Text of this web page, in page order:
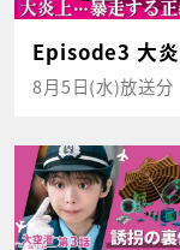
Episode3 大
8月5日(水)放送分